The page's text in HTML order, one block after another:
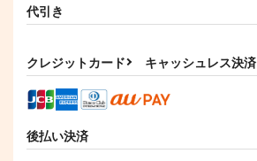
作品詳細 作品詳細
代引き
クレジットカード キャッシュレス決済
後払い決済